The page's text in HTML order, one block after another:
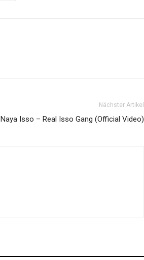
Nächster Artikel
Naya Isso – Real Isso Gang (Official Video)